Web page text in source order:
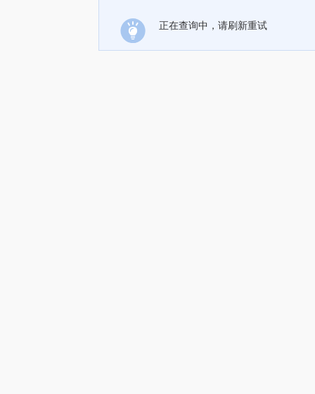
正在查询中，请刷新重试